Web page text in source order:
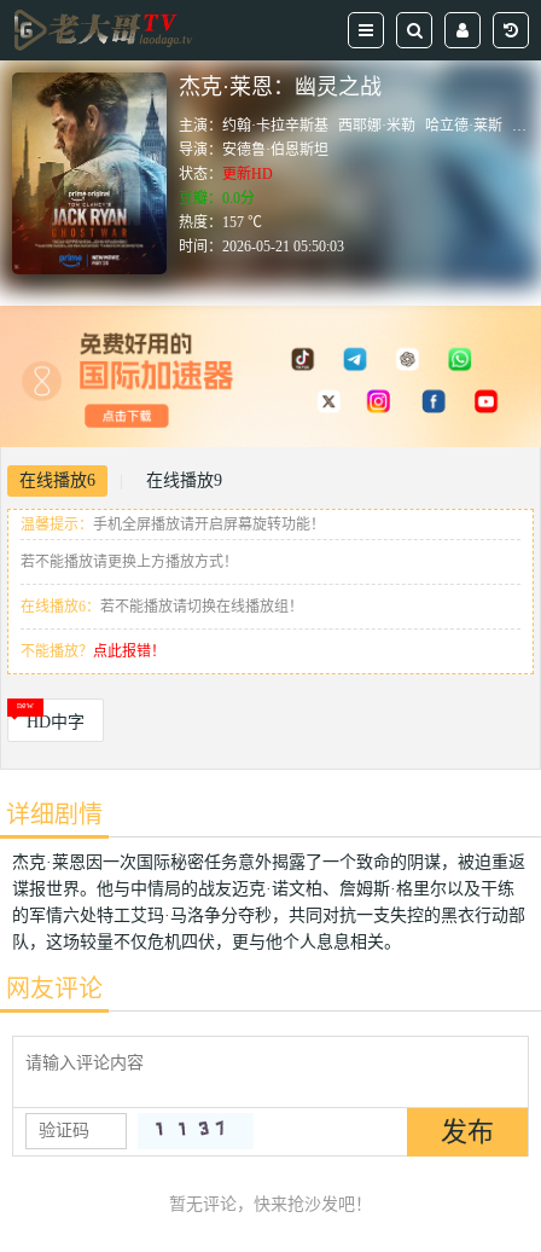
杰克·莱恩：幽灵之战
主演：约翰·卡拉辛斯基 西耶娜·米勒 哈立德·莱斯
导演：安德鲁·伯恩斯坦
状态：
更新HD
豆瓣：0.0分
热度：157 ℃
时间：2026-05-21 05:50:03
在线播放6 在线播放9
温馨提示： 手机全屏播放请开启屏幕旋转功能！
若不能播放请更换上方播放方式！
在线播放6： 若不能播放请切换在线播放组！
不能播放？ 点此报错！
HD中字
详细剧情
杰克·莱恩因一次国际秘密任务意外揭露了一个致命的阴谋，被迫重返
谍报世界。他与中情局的战友迈克·诺文柏、詹姆斯·格里尔以及干练
的军情六处特工艾玛·马洛争分夺秒，共同对抗一支失控的黑衣行动部
队，这场较量不仅危机四伏，更与他个人息息相关。
网友评论
暂无评论，快来抢沙发吧！